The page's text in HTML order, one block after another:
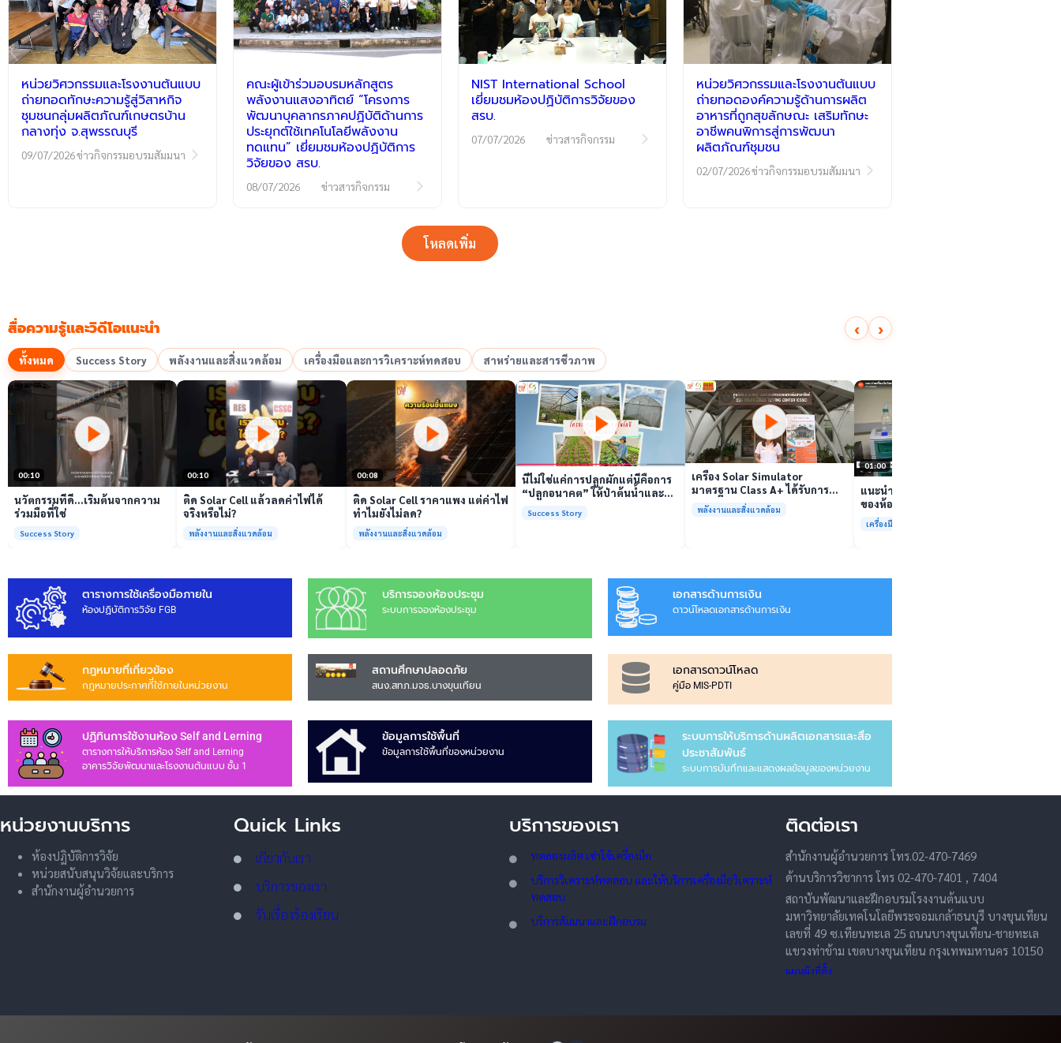
หน่วยวิศวกรรมและโรงงานต้นแบบ
ถ่ายทอดทักษะความรู้สู่วิสาหกิจ
ชุมชนกลุ่มผลิตภัณฑ์เกษตรบ้าน
กลางทุ่ง จ.สุพรรณบุรี
09/07/2026ข่าวกิจกรรมอบรมสัมมนา
คณะผู้เข้าร่วมอบรมหลักสูตร
พลังงานแสงอาทิตย์ “โครงการ
พัฒนาบุคลากรภาคปฏิบัติด้านการ
ประยุกต์ใช้เทคโนโลยีพลังงาน
ทดแทน” เยี่ยมชมห้องปฏิบัติการ
วิจัยของ สรบ.
08/07/2026 ข่าวสารกิจกรรม
NIST International School
เยี่ยมชมห้องปฏิบัติการวิจัยของ
สรบ.
07/07/2026 ข่าวสารกิจกรรม
หน่วยวิศวกรรมและโรงงานต้นแบบ
ถ่ายทอดองค์ความรู้ด้านการผลิต
อาหารที่ถูกสุขลักษณะ เสริมทักษะ
อาชีพคนพิการสู่การพัฒนา
ผลิตภัณฑ์ชุมชน
02/07/2026ข่าวกิจกรรมอบรมสัมมนา
โหลดเพิ่ม
สื่อความรู้และวิดีโอแนะนำ ‹ ›
ทั้งหมด Success Story พลังงานและสิ่งแวดล้อม เครื่องมือและการวิเคราะห์ทดสอบ สาหร่ายและสารชีวภาพ
เล่นวิดีโอ
00:10
นวัตกรรมที่ดี…เริ่มต้นจากความ
ร่วมมือที่ใช่
Success Story
เล่นวิดีโอ
00:10
ติด Solar Cell แล้วลดค่าไฟได้
จริงหรือไม่?
พลังงานและสิ่งแวดล้อม
เล่นวิดีโอ
00:08
ติด Solar Cell ราคาแพง แต่ค่าไฟ
ทำไมยังไม่ลด?
พลังงานและสิ่งแวดล้อม
เล่นวิดีโอ
นี่ไม่ใช่แค่การปลูกผักแต่นี่คือการ
“ปลูกอนาคต” ให้ป่าต้นน้ำและ
Success Story
เล่นวิดีโอ
เครื่อง Solar Simulator
มาตรฐาน Class A+ ได้รับการ
รับรองมาตรฐาน ISO/IEC17025
พร้อมให้บริการแล้ว
พลังงานและสิ่งแวดล้อม
01:00
แนะนำเครื่องมือวิเคราะห์ทดสอบ
ของห้องปฏิบัติการกลางเพื่อการ
วิเคราะห์กระบวนการและสิ่ง
แวดล้อม สรบ.มจธ.
เครื่องมือและการวิเคราะห์ทดสอบ
ตารางการใช้เครื่องมือภายใน
ห้องปฏิบัติการวิจัย FGB
บริการจองห้องประชุม
ระบบการจองห้องประชุม
เอกสารด้านการเงิน
ดาวน์โหลดเอกสารด้านการเงิน
กฎหมายที่เกี่ยวข้อง
กฎหมายประกาศทีี่ใช้ภายในหน่วยงาน
สถานศึกษาปลอดภัย
สนง.สทภ.มจธ.บางขุนเทียน
เอกสารดาวน์โหลด
คู่มือ MIS-PDTI
ปฏิทินการใช้งานห้อง Self and Lerning
ตารางการให้บริการห้อง Self and Lerning
อาคารวิจัยพัฒนาและโรงงานต้นแบบ ชั้น 1
ข้อมูลการใช้พื้นที่
ข้อมูลการใช้พื้นที่ของหน่วยงาน
ระบบการให้บริการด้านผลิตเอกสารและสื่อ
ประชาสัมพันธ์
ระบบการบันทึกและแสดงผลข้อมูลของหน่วยงาน
หน่วยงานบริการ
ห้องปฏิบัติการวิจัย
หน่วยสนับสนุนวิจัยและบริการ
สำนักงานผู้อำนวยการ
Quick Links
เกี่ยวกับเรา
บริการของเรา
รับเรื่องร้องเรียน
บริการของเรา
ทดลองผลิต เช่าใช้เครื่องมือ
บริการวิเคราะห์ทดสอบ และให้บริการเครื่องมือวิเคราะห์
ทดสอบ
บริการสัมมนาและฝึกอบรม
ติดต่อเรา
สำนักงานผู้อำนวยการ โทร.02-470-7469
ด้านบริการวิชาการ โทร 02-470-7401 , 7404
สถาบันพัฒนาและฝึกอบรมโรงงานต้นแบบ
มหาวิทยาลัยเทคโนโลยีพระจอมเกล้าธนบุรี บางขุนเทียน
เลขที่ 49 ซ.เทียนทะเล 25 ถนนบางขุนเทียน-ชายทะเล
แขวงท่าข้าม เขตบางขุนเทียน กรุงเทพมหานคร 10150
แผนผังที่ตั้ง